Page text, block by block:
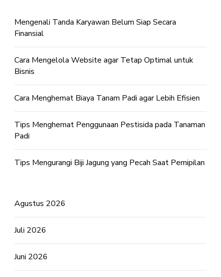
Mengenali Tanda Karyawan Belum Siap Secara
Finansial
Cara Mengelola Website agar Tetap Optimal untuk
Bisnis
Cara Menghemat Biaya Tanam Padi agar Lebih Efisien
Tips Menghemat Penggunaan Pestisida pada Tanaman
Padi
Tips Mengurangi Biji Jagung yang Pecah Saat Pemipilan
Agustus 2026
Juli 2026
Juni 2026